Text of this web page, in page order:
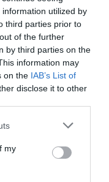
utilized by
third parties prior to
of the further
by third parties on the
information may
on the IAB’s List of
disclose it to other
my
En el caso de
reforma de
182.000 euros.
barredora
la prevención de
para
elevadora.